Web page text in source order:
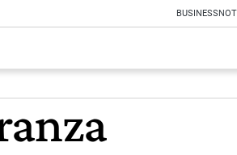
BUSINESS